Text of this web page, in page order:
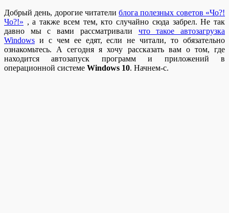
Добрый день, дорогие читателиблога полезных советов «Чо?!
Чо?!» , а также всем тем, кто случайно сюда забрел. Не так
давно мы с вами рассматривали что такое автозагрузка
Windows и с чем ее едят, если не читали, то обязательно
ознакомьтесь. А сегодня я хочу рассказать вам о том, где
находится автозапуск программ и приложений в
операционной системе Windows 10. Начнем-с.